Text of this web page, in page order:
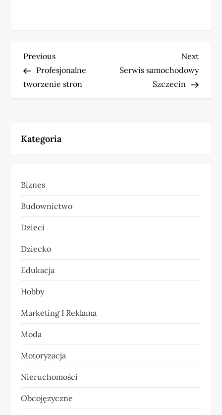
N
a
g
c
j
a
w
p
i
s
u
Previous
Post
Previous
Profesjonalne
tworzenie stron
Next
Post
Next
Serwis samochodowy
Szczecin
Kategoria
Biznes
Budownictwo
Dzieci
Dziecko
Edukacja
Hobby
Marketing I Reklama
Moda
Motoryzacja
Nieruchomości
Obcojęzyczne